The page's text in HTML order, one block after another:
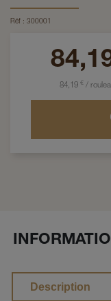
Réf : 300001
84,19 €/
Description